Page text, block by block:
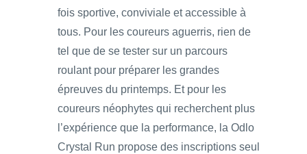
fois sportive, conviviale et accessible à
tous. Pour les coureurs aguerris, rien de
tel que de se tester sur un parcours
roulant pour préparer les grandes
épreuves du printemps. Et pour les
coureurs néophytes qui recherchent plus
l’expérience que la performance, la Odlo
Crystal Run propose des inscriptions seul